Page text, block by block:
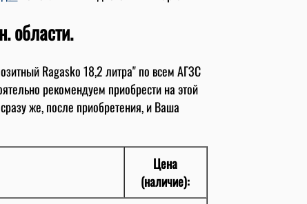
области.
Ragasko 18,2 литра" по всем АГЗС
рекомендуем приобрести на этой
же, после приобретения, и Ваша
Цена
(наличие):